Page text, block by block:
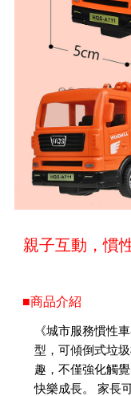
親子互動，慣
■商品介紹
《城市服務慣性
型，可傾倒式垃
趣，不僅強化觸
快樂成長。 家長